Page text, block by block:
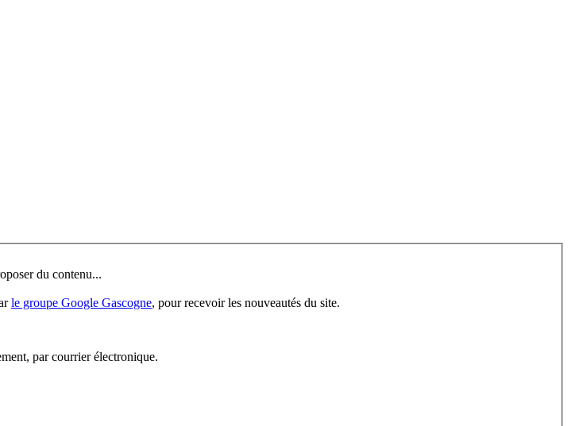
du contenu...
le groupe Google Gascogne, pour recevoir les nouveautés du site.
par courrier électronique.